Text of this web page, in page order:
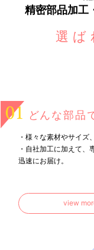
精密部品加工
選ば
どんな部品
・様々な素材やサイズ
・自社加工に加えて
迅速にお届け。
view